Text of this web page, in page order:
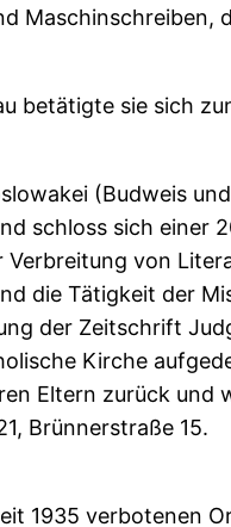
Maschinschreiben,
betätigte sie sich
(Budweis
schloss sich einer
von
die Tätigkeit der
der Zeitschrift
Kirche
Eltern zurück und
Brünnerstraße 15.
1935 verbotenen